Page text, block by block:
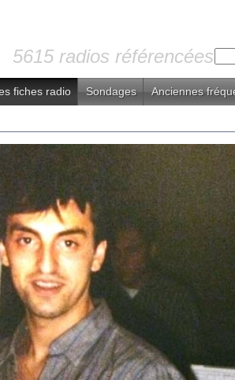
5615 radios référencées
fiches radio Sondages Anciennes